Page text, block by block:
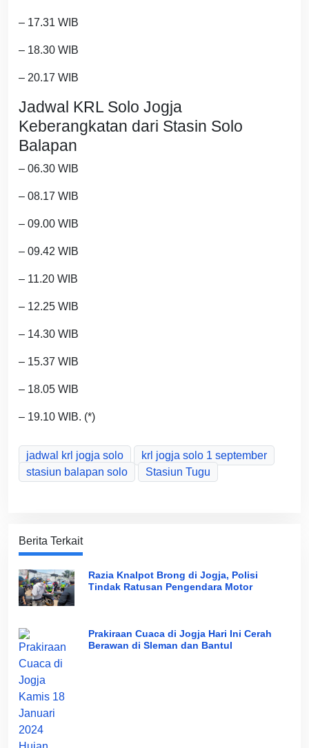
– 17.31 WIB
– 18.30 WIB
– 20.17 WIB
Jadwal KRL Solo Jogja
Keberangkatan dari Stasin Solo
Balapan
– 06.30 WIB
– 08.17 WIB
– 09.00 WIB
– 09.42 WIB
– 11.20 WIB
– 12.25 WIB
– 14.30 WIB
– 15.37 WIB
– 18.05 WIB
– 19.10 WIB. (*)
jadwal krl jogja solo
krl jogja solo 1 september
stasiun balapan solo
Stasiun Tugu
Berita Terkait
Razia Knalpot Brong di Jogja, Polisi
Tindak Ratusan Pengendara Motor
Prakiraan Cuaca di Jogja Hari Ini Cerah
Berawan di Sleman dan Bantul